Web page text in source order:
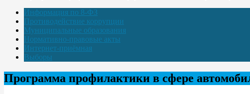
Информация по 8-ФЗ
Противодействие коррупции
Муниципальные образования
Нормативно-правовые акты
Интернет-приёмная
Выборы
Программа профилактики в сфере